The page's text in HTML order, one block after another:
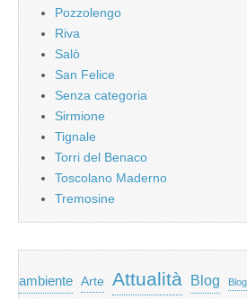
Pozzolengo
Riva
Salò
San Felice
Senza categoria
Sirmione
Tignale
Torri del Benaco
Toscolano Maderno
Tremosine
ambiente Arte Attualità Blog